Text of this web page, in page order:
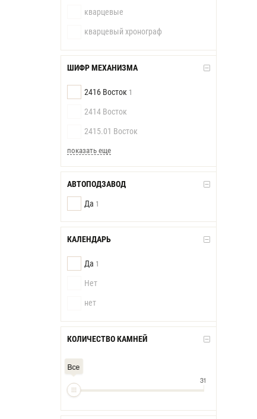
кварцевые
кварцевый хронограф
ШИФР МЕХАНИЗМА
2416 Восток 1
2414 Восток
2415.01 Восток
показать еще
АВТОПОДЗАВОД
Да 1
КАЛЕНДАРЬ
Да 1
Нет
нет
КОЛИЧЕСТВО КАМНЕЙ
Все
31